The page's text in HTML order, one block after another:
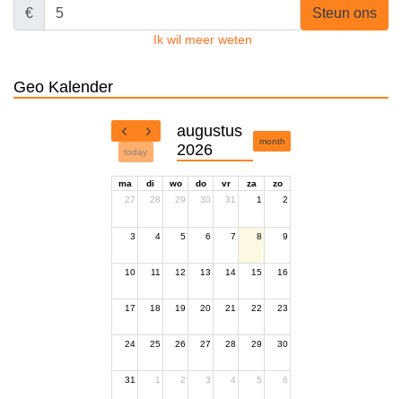
€ Steun ons
Ik wil meer weten
Geo Kalender
today
augustus
2026
month
ma di wo do vr za
zo
27
28 29 30 31 1 2
3 4 5 6 7 8 9
10 11 12 13 14 15 16
17 18 19 20 21 22 23
24 25 26 27 28 29 30
31 1 2 3 4 5 6